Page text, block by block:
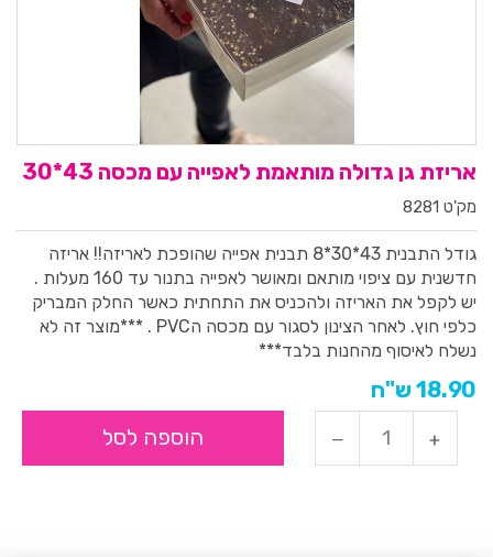
אריזת גן גדולה מותאמת לאפייה עם מכסה 43*30
מק'ט 8281
גודל התבנית 43*30*8
תבנית אפייה שהופכת לאריזה!! אריזה
חדשנית עם ציפוי מותאם ומאושר לאפייה בתנור עד 160 מעלות .
יש לקפל את האריזה ולהכניס את התחתית כאשר החלק המבריק
כלפי חוץ. לאחר הצינון לסגור עם מכסה הPVC .
***מוצר זה לא
נשלח לאיסוף מהחנות בלבד***
18.90 ש"ח
הוספה לסל